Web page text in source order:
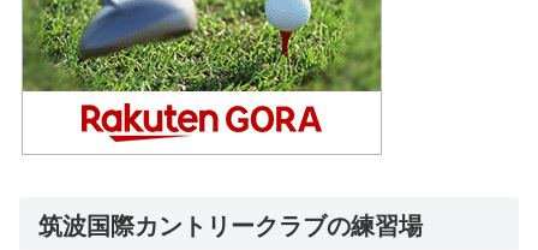
筑波国際カントリークラブの練習場